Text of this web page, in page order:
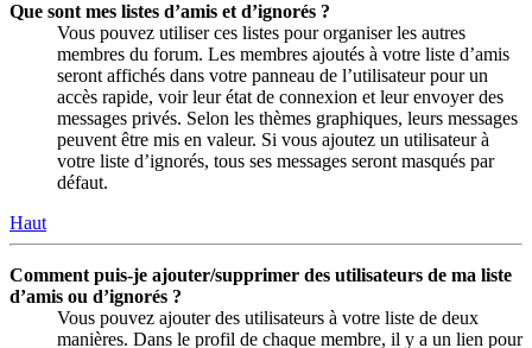
Que sont mes listes d’amis et d’ignorés ?
Vous pouvez utiliser ces listes pour organiser les autres
membres du forum. Les membres ajoutés à votre liste d’amis
seront affichés dans votre panneau de l’utilisateur pour un
accès rapide, voir leur état de connexion et leur envoyer des
messages privés. Selon les thèmes graphiques, leurs messages
peuvent être mis en valeur. Si vous ajoutez un utilisateur à
votre liste d’ignorés, tous ses messages seront masqués par
défaut.
Haut
Comment puis-je ajouter/supprimer des utilisateurs de ma liste
d’amis ou d’ignorés ?
Vous pouvez ajouter des utilisateurs à votre liste de deux
manières. Dans le profil de chaque membre, il y a un lien pour